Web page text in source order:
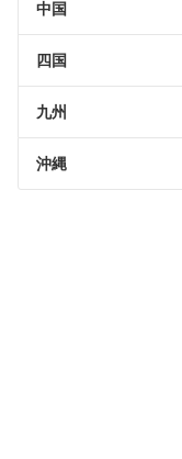
中国
四国
九州
沖縄